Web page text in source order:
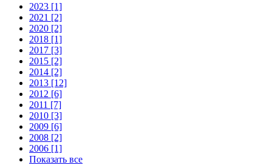
2023 [1]
2021 [2]
2020 [2]
2018 [1]
2017 [3]
2015 [2]
2014 [2]
2013 [12]
2012 [6]
2011 [7]
2010 [3]
2009 [6]
2008 [2]
2006 [1]
Показать все